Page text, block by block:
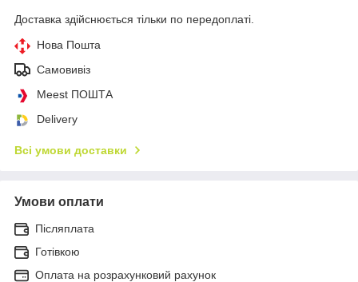
Доставка здійснюється тільки по передоплаті.
Нова Пошта
Самовивіз
Meest ПОШТА
Delivery
Всі умови доставки
Умови оплати
Післяплата
Готівкою
Оплата на розрахунковий рахунок